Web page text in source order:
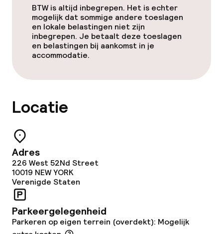
Babysitservice
Schoonmaakvoorzieningen
Zakelijke faciliteiten
Vergaderruimte
Beleid
Overal rookvrij
BTW is altijd inbegrepen. Het is echter
mogelijk dat sommige andere toeslagen
en lokale belastingen niet zijn
inbegrepen. Je betaalt deze toeslagen
en belastingen bij aankomst in je
accommodatie.
Locatie
Adres
226 West 52Nd Street
10019 NEW YORK
Verenigde Staten
Parkeergelegenheid
Parkeren op eigen terrein (overdekt): Mogelijk